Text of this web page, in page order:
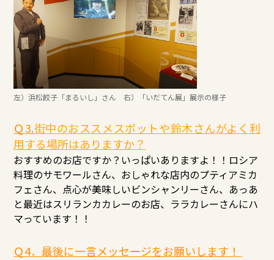
左）浜松餃子「まるいし」さん 右）「いだてん展」展示の様子
Ｑ3.街中のおススメスポットや鈴木さんがよく利
用する場所はありますか？
おすすめのお店ですか？いっぱいありますよ！！ロシア
料理のサモワールさん、おしゃれな店内のプティアミカ
フェさん、点心が美味しいビンシャンリーさん、あっあ
と最近はスリランカカレーのお店、ララカレーさんにハ
マっています！！
Ｑ4．最後に一言メッセージをお願いします！